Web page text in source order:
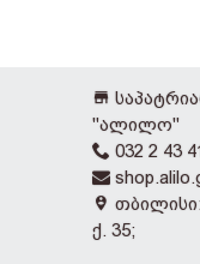
"ალილო"
032 2 43
ქ. 35;